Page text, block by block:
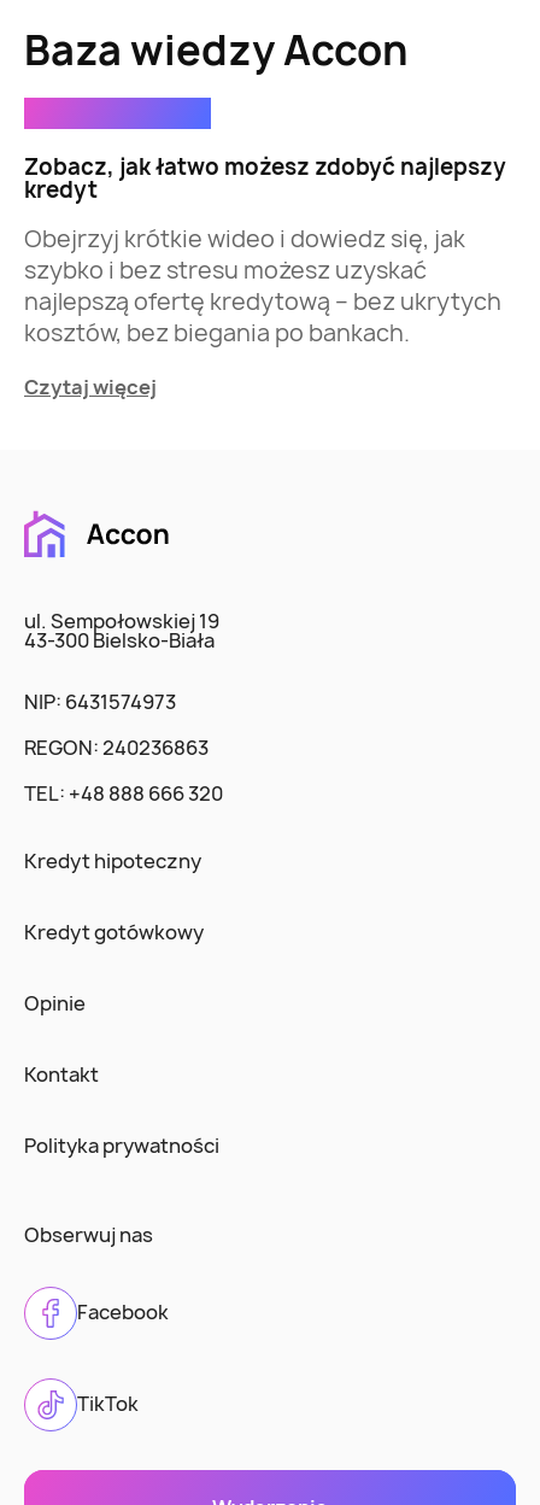
Baza wiedzy Accon
Zobacz, jak łatwo możesz zdobyć najlepszy
kredyt
Obejrzyj krótkie wideo i dowiedz się, jak
szybko i bez stresu możesz uzyskać
najlepszą ofertę kredytową – bez ukrytych
kosztów, bez biegania po bankach.
Czytaj więcej
ul. Sempołowskiej 19
43-300 Bielsko-Biała
NIP: 6431574973
REGON: 240236863
TEL: +48 888 666 320
Kredyt hipoteczny
Kredyt gotówkowy
Opinie
Kontakt
Polityka prywatności
Obserwuj nas
Facebook
TikTok